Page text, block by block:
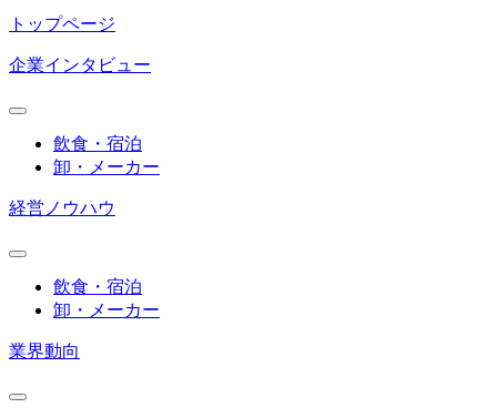
トップページ
企業インタビュー
飲食・宿泊
卸・メーカー
経営ノウハウ
飲食・宿泊
卸・メーカー
業界動向